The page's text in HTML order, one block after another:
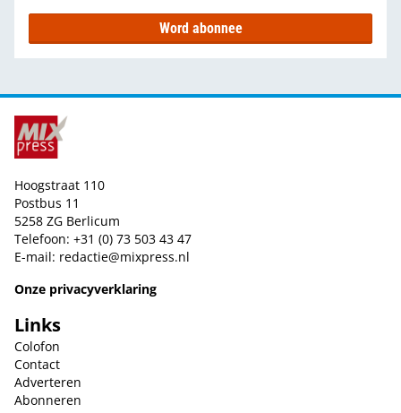
Word abonnee
Hoogstraat 110
Postbus 11
5258 ZG Berlicum
Telefoon: +31 (0) 73 503 43 47
E-mail: redactie@mixpress.nl
Onze privacyverklaring
Links
Colofon
Contact
Adverteren
Abonneren